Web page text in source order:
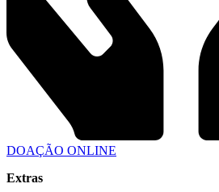
DOAÇÃO ONLINE
Extras